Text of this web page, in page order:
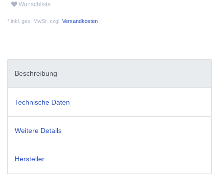
Wunschliste
* inkl. ges. MwSt. zzgl. Versandkosten
Beschreibung
Technische Daten
Weitere Details
Hersteller